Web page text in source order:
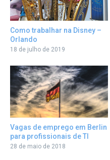
Como trabalhar na Disney –
Orlando
18 de julho de 2019
Vagas de emprego em Berlin
para profissionais de TI
28 de maio de 2018